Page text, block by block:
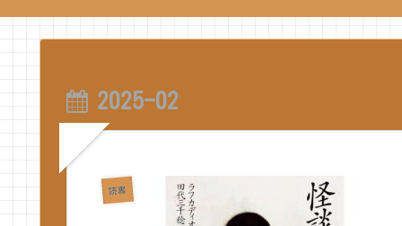
2025-02
読書